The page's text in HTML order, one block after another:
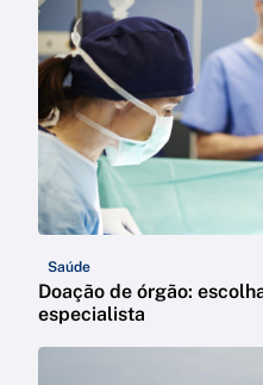
Saúde
Doação de órgão:
especialista